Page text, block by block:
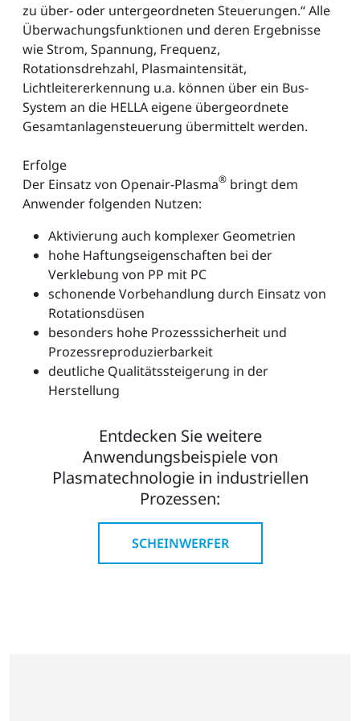
zu über- oder untergeordneten Steuerungen.“ Alle
Überwachungsfunktionen und deren Ergebnisse
wie Strom, Spannung, Frequenz,
Rotationsdrehzahl, Plasmaintensität,
Lichtleitererkennung u.a. können über ein Bus-
System an die HELLA eigene übergeordnete
Gesamtanlagensteuerung übermittelt werden.
Erfolge
Der Einsatz von Openair-Plasma® bringt dem
Anwender folgenden Nutzen:
Aktivierung auch komplexer Geometrien
hohe Haftungseigenschaften bei der
Verklebung von PP mit PC
schonende Vorbehandlung durch Einsatz von
Rotationsdüsen
besonders hohe Prozesssicherheit und
Prozessreproduzierbarkeit
deutliche Qualitätssteigerung in der
Herstellung
Entdecken Sie weitere
Anwendungsbeispiele von
Plasmatechnologie in industriellen
Prozessen:
SCHEINWERFER